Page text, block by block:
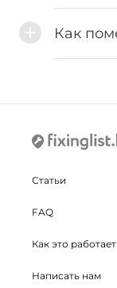
Статьи
FAQ
Как это работает
Написать нам